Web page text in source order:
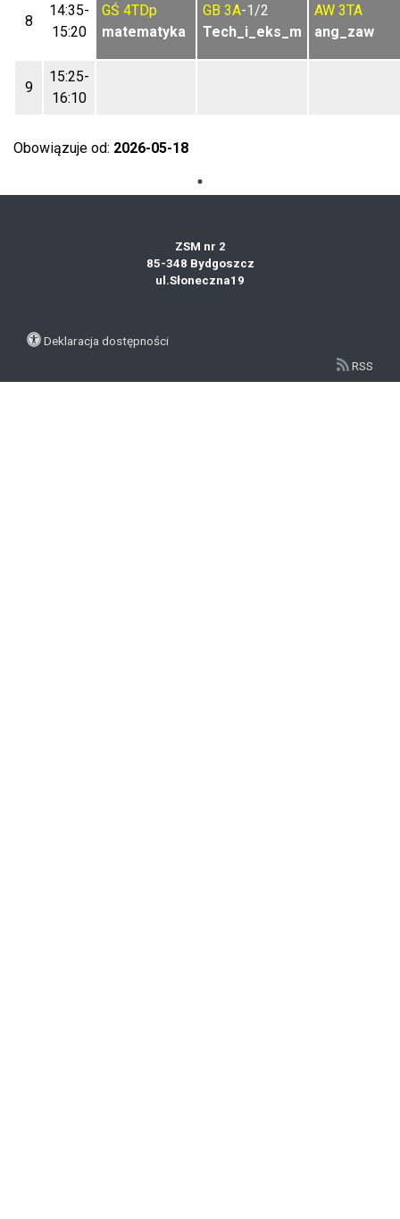
8
14:35-
15:20
GŚ 4TDp
matematyka
GB 3A-1/2
Tech_i_eks_m
AW 3TA
ang_zaw
9
15:25-
16:10
Obowiązuje od: 2026-05-18
ZSM nr 2
85-348 Bydgoszcz
ul.Słoneczna19
Deklaracja dostępności
RSS